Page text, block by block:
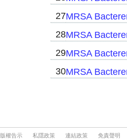
版權告示 私隱政策 連結政策
免責聲明